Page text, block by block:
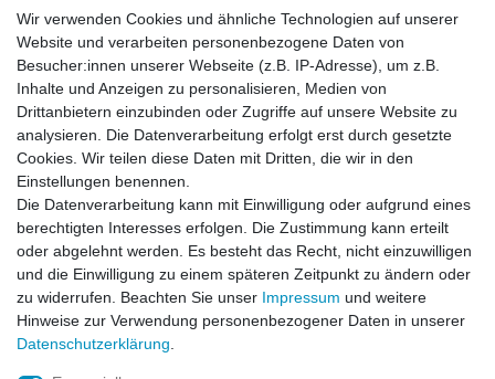
62 x 123 x 120
Zahlung und Versand
Impressum Daten­schutz­erklärung AGB
Barrierefreiheitserklärung Widerrufs­recht
Wir verwenden Cookies und ähnliche Technologien auf unserer
Website und verarbeiten personenbezogene Daten von
Besucher:innen unserer Webseite (z.B. IP-Adresse), um z.B.
Inhalte und Anzeigen zu personalisieren, Medien von
Drittanbietern einzubinden oder Zugriffe auf unsere Website zu
analysieren. Die Datenverarbeitung erfolgt erst durch gesetzte
Cookies. Wir teilen diese Daten mit Dritten, die wir in den
Einstellungen benennen.
Die Datenverarbeitung kann mit Einwilligung oder aufgrund eines
berechtigten Interesses erfolgen. Die Zustimmung kann erteilt
oder abgelehnt werden. Es besteht das Recht, nicht einzuwilligen
und die Einwilligung zu einem späteren Zeitpunkt zu ändern oder
zu widerrufen. Beachten Sie unser Impressum und weitere
Hinweise zur Verwendung personenbezogener Daten in unserer
Daten­schutz­erklärung